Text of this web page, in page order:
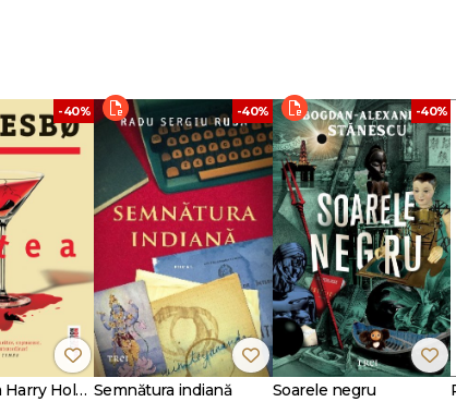
-40%
Setea (seria Harry Hole, vol. 11)
-40%
Semnătura indiană
-40%
Soarele negru